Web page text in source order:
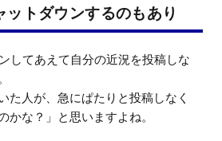
ットダウンするのもあり
してあえて自分の近況を投稿しな
た人が、急にぱたりと投稿しなく
かな？」と思いますよね。